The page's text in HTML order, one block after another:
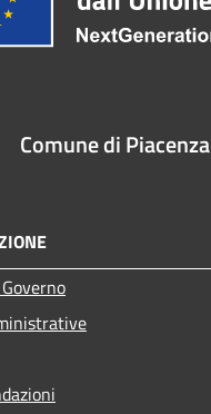
Comune di Piacenza